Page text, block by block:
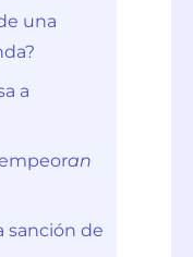
una
a
an
sanción de